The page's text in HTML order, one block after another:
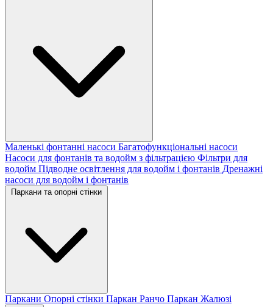
Маленькі фонтанні насоси Багатофункціональні насоси
Насоси для фонтанів та водойм з фільтрацією Фільтри для
водойм Підводне освітлення для водойм і фонтанів Дренажні
насоси для водойм і фонтанів
Паркани та опорні стінки
Паркани Опорні стінки Паркан Ранчо Паркан Жалюзі